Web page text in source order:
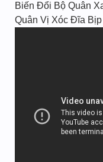
Biến Đổi Bộ Quân
Quân Vị Xóc Đĩa